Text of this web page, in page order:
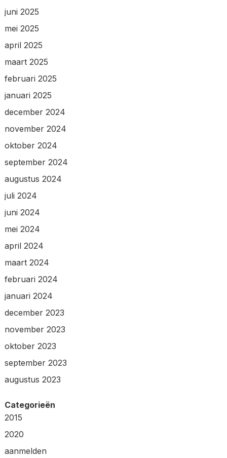
juni 2025
mei 2025
april 2025
maart 2025
februari 2025
januari 2025
december 2024
november 2024
oktober 2024
september 2024
augustus 2024
juli 2024
juni 2024
mei 2024
april 2024
maart 2024
februari 2024
januari 2024
december 2023
november 2023
oktober 2023
september 2023
augustus 2023
Categorieën
2015
2020
aanmelden